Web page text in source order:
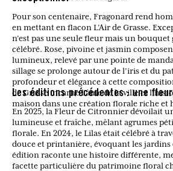
Pour son centenaire, Fragonard rend
en mettant en flacon L’Air de Grasse.
n’est pas une seule fleur mais un
célébré. Rose, pivoine et jasmin
lumineux, relevé par une pointe de
sillage se prolonge autour de l’iris et du
profondeur et élégance à cette
de Grasse incarne l’âme de la ville et
maison dans une création florale riche et
Les éditions précédentes : une
En 2025, la Fleur de Citronnier dévoilait
lumineuse et fraîche, mêlant agrumes
florale. En 2024, le Lilas était célébré à
douce et printanière, évoquant les
édition raconte une histoire différente,
facette particulière du patrimoine floral